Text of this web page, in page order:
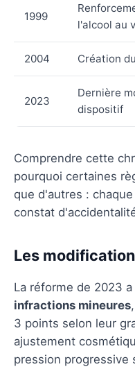
1999
l'alcool au
2004 Création
2023
Dernière
dispositif
Comprendre cette
pourquoi certaines
que d'autres :
constat
Les
La réforme de 2023
infractions mineures
3 points selon leur
ajustement
pression progressive